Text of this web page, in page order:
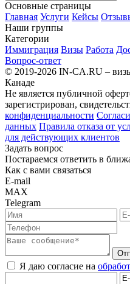
Основные страницы
Главная Услуги Кейсы
Наши группы
Категории
Иммиграция Визы Работа
Вопрос-ответ
© 2019-2026 IN-CA.RU –
Канаде
Не является публичной
зарегистрирован,
конфиденциальности
данных Правила отказа от
для действующих клиентов
Задать вопрос
Постараемся ответить в
Как с вами связаться
E-mail
MAX
Telegram
Я даю согласие на